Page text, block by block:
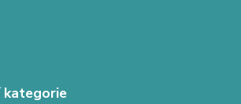
kategorie